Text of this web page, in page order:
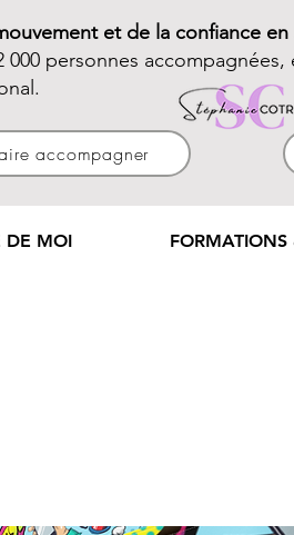
et de la confiance
000 personnes
accompagner
DE MOI FORMATIONS